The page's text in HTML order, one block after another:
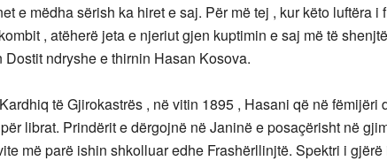
e mëdha sërish ka hiret e saj. Për më tej , kur këto luftëra i
, atëherë jeta e njeriut gjen kuptimin e saj më të
ndryshe e thirnin Hasan Kosova.
të Gjirokastrës , në vitin 1895 , Hasani që në fëmijëri
librat. Prindërit e dërgojnë në Janinë e posaçërisht në
më parë ishin shkolluar edhe Frashërllinjtë. Spektri i